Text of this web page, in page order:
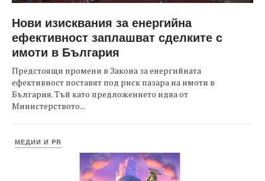
Нови изисквания за енергийна
ефективност заплашват сделките с
имоти в България
Предстоящи промени в Закона за енергийната
ефективност поставят под риск пазара на имоти в
България. Тъй като предложението идва от
Министерството...
МЕДИИ И PR